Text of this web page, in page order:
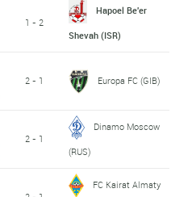
1 - 2
Hapoel Be'er
Shevah (ISR)
2 - 1
Europa FC (GIB)
2 - 1
Dinamo Moscow
(RUS)
FC Kairat Almaty